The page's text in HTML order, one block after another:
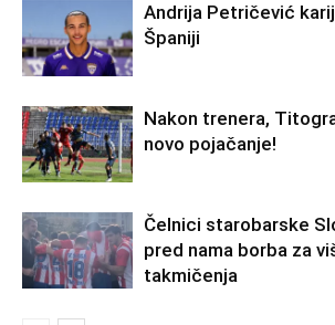
Andrija Petričević
Španiji
Nakon trenera,
novo pojačanje!
Čelnici starobarske
pred nama borba za
takmičenja